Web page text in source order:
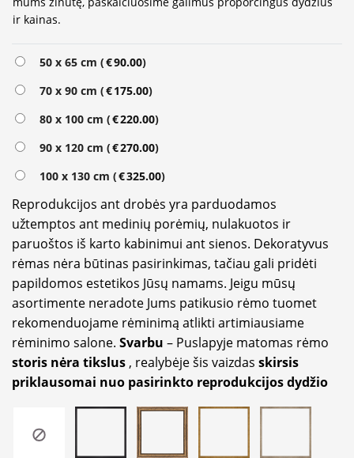
ir kainas.
50 x 65 cm (€90.00)
70 x 90 cm (€175.00)
80 x 100 cm (€220.00)
90 x 120 cm (€270.00)
100 x 130 cm (€325.00)
Reprodukcijos ant drobės yra parduodamos
užtemptos ant medinių porėmių, nulakuotos ir
paruoštos iš karto kabinimui ant sienos. Dekoratyvus
rėmas nėra būtinas pasirinkimas, tačiau gali pridėti
papildomos estetikos Jūsų namams. Jeigu mūsų
asortimente neradote Jums patikusio rėmo tuomet
rekomenduojame rėminimą atlikti artimiausiame
rėminimo salone. Svarbu – Puslapyje matomas rėmo
storis nėra tikslus , realybėje šis vaizdas skirsis
priklausomai nuo pasirinkto reprodukcijos dydžio
Alternative: